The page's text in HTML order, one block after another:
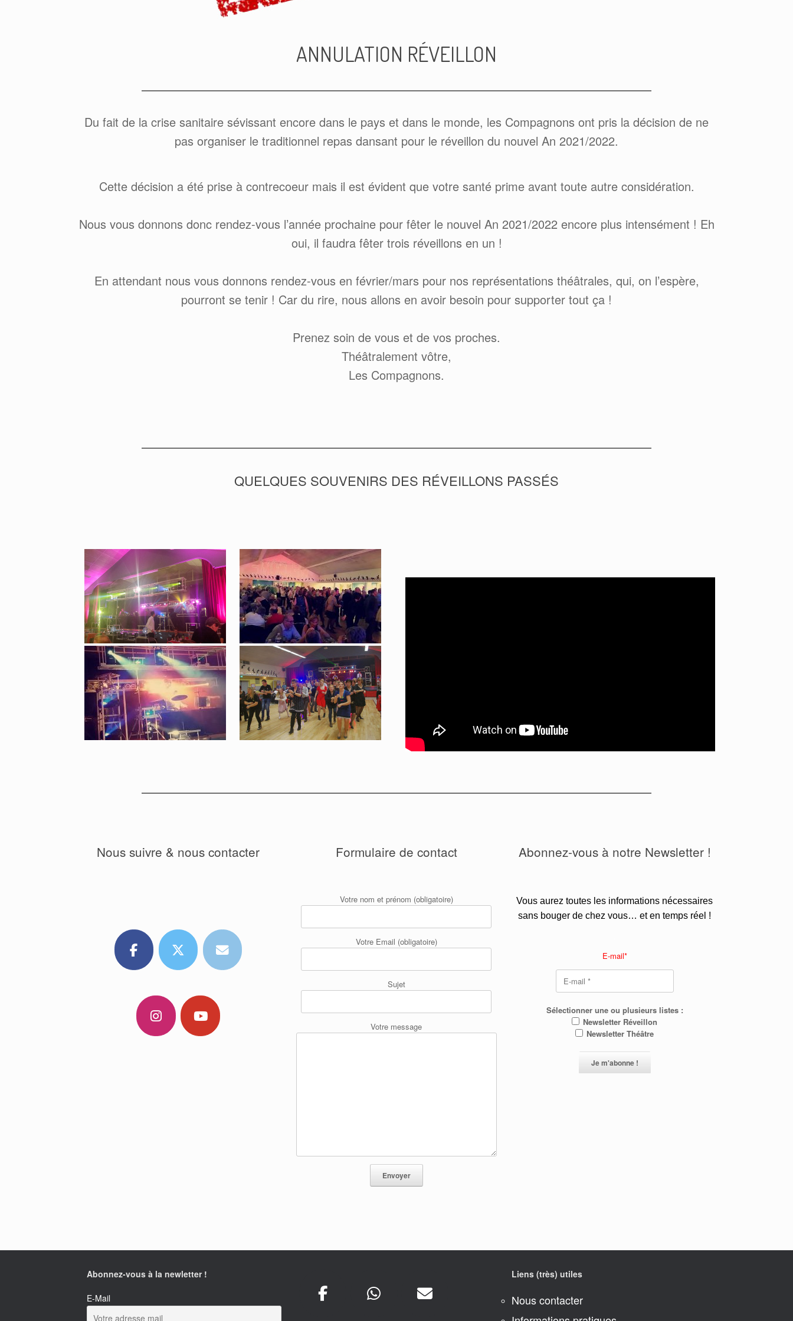
ANNULATION RÉVEILLON
Du fait de la crise sanitaire sévissant encore dans le pays et dans le monde, les Compagnons ont pris la décision de ne
pas organiser le traditionnel repas dansant pour le réveillon du nouvel An 2021/2022.
Cette décision a été prise à contrecoeur mais il est évident que votre santé prime avant toute autre considération.
Nous vous donnons donc rendez-vous l’année prochaine pour fêter le nouvel An 2021/2022 encore plus intensément ! Eh
oui, il faudra fêter trois réveillons en un !
En attendant nous vous donnons rendez-vous en février/mars pour nos représentations théâtrales, qui, on l’espère,
pourront se tenir ! Car du rire, nous allons en avoir besoin pour supporter tout ça !
Prenez soin de vous et de vos proches.
Théâtralement vôtre,
Les Compagnons.
QUELQUES SOUVENIRS DES RÉVEILLONS PASSÉS
Nous suivre & nous contacter Formulaire de contact
Votre nom et prénom (obligatoire)
Votre Email (obligatoire)
Sujet
Votre message
Abonnez-vous à notre Newsletter !
Vous aurez toutes les informations nécessaires
sans bouger de chez vous… et en temps réel !
E-mail*
Sélectionner une ou plusieurs listes :
Newsletter Réveillon
Newsletter Théâtre
Abonnez-vous à la newletter !
E-Mail
Liens (très) utiles
Nous contacter